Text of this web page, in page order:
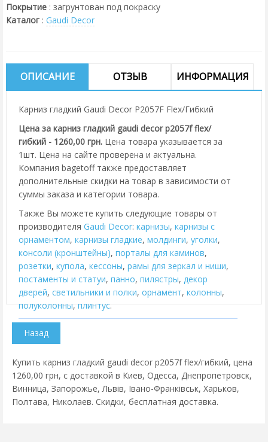
Покрытие : загрунтован под покраску
Каталог : Gaudi Decor
ОПИСАНИЕ ОТЗЫВ ИНФОРМАЦИЯ
Карниз гладкий Gaudi Decor P2057F Flex/Гибкий
Цена за карниз гладкий gaudi decor p2057f flex/
гибкий - 1260,00 грн. Цена товара указывается за
1шт. Цена на сайте проверена и актуальна.
Компания bagetoff также предоставляет
дополнительные скидки на товар в зависимости от
суммы заказа и категории товара.
Также Вы можете купить следующие товары от
производителя Gaudi Decor: карнизы, карнизы с
орнаментом, карнизы гладкие, молдинги, уголки,
консоли (кронштейны), порталы для каминов,
розетки, купола, кессоны, рамы для зеркал и ниши,
постаменты и статуи, панно, пилястры, декор
дверей, cветильники и полки, орнамент, колонны,
полуколонны, плинтус.
Купить карниз гладкий gaudi decor p2057f flex/гибкий, цена
1260,00 грн, с доставкой в Киев, Одесса, Днепропетровск,
Винница, Запорожье, Львів, Івано-Франківськ, Харьков,
Полтава, Николаев. Скидки, бесплатная доставка.